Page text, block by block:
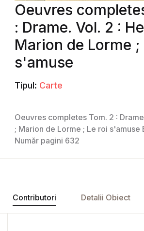
Oeuvres
: Drame. Vol. 2 :
Marion de Lorme ;
s'amuse
Tipul: Carte
Oeuvres completes Tom. 2 :
; Marion de Lorme ; Le roi s'amuse
Număr pagini 632
Contributori Detalii Obiect